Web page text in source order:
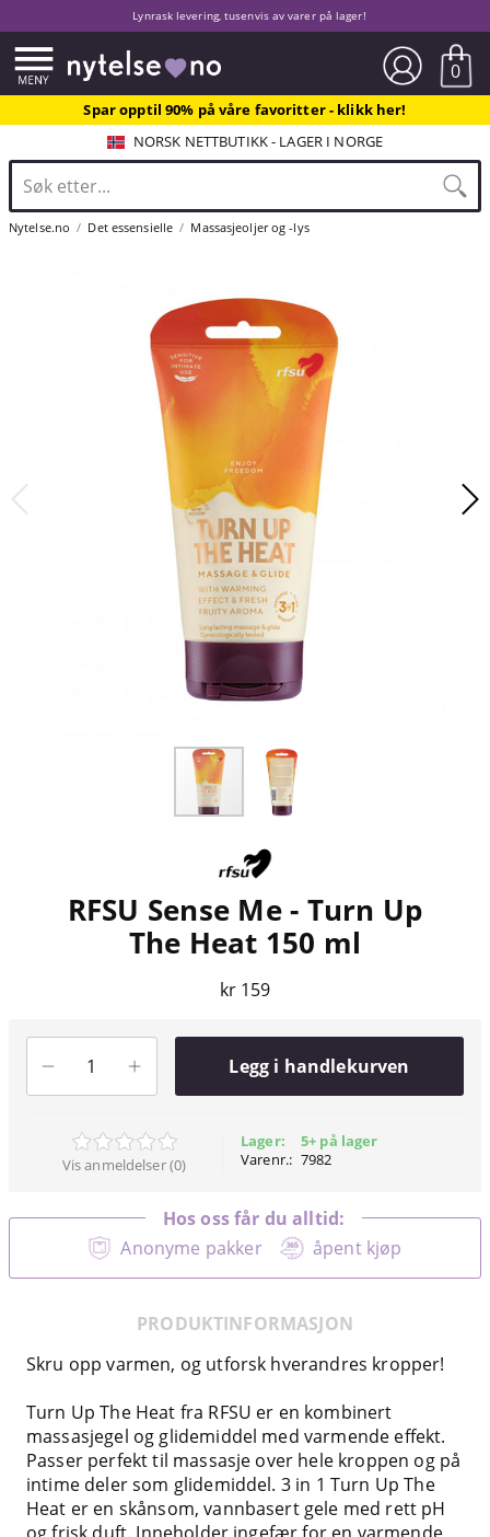
Lynrask levering, tusenvis av varer på lager!
0
Spar opptil 90% på våre favoritter - klikk her!
NORSK NETTBUTIKK - LAGER I NORGE
Nytelse.no Det essensielle Massasjeoljer og -lys
RFSU Sense Me - Turn Up
The Heat 150 ml
kr 159
Legg i handlekurven
Vis anmeldelser (0)
Lager:
Varenr.:
5+ på lager
7982
Anonyme pakker åpent kjøp
Hos oss får du alltid:
PRODUKTINFORMASJON
Skru opp varmen, og utforsk hverandres kropper!
Turn Up The Heat fra RFSU er en kombinert
massasjegel og glidemiddel med varmende effekt.
Passer perfekt til massasje over hele kroppen og på
intime deler som glidemiddel. 3 in 1 Turn Up The
Heat er en skånsom, vannbasert gele med rett pH
og frisk duft. Inneholder ingefær for en varmende